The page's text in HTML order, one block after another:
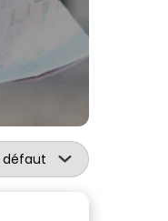
défaut